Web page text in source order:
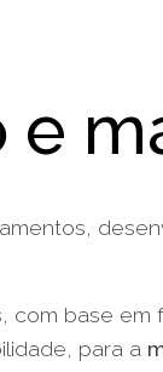
e
com base
para a